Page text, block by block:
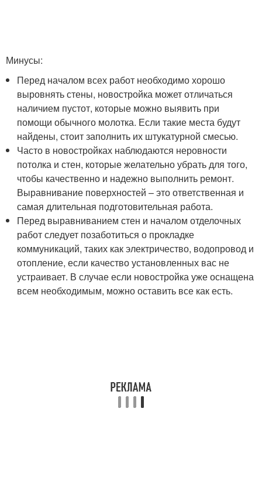
Минусы:
Перед началом всех работ необходимо хорошо
выровнять стены, новостройка может отличаться
наличием пустот, которые можно выявить при
помощи обычного молотка. Если такие места будут
найдены, стоит заполнить их штукатурной смесью.
Часто в новостройках наблюдаются неровности
потолка и стен, которые желательно убрать для того,
чтобы качественно и надежно выполнить ремонт.
Выравнивание поверхностей – это ответственная и
самая длительная подготовительная работа.
Перед выравниванием стен и началом отделочных
работ следует позаботиться о прокладке
коммуникаций, таких как электричество, водопровод и
отопление, если качество установленных вас не
устраивает. В случае если новостройка уже оснащена
всем необходимым, можно оставить все как есть.